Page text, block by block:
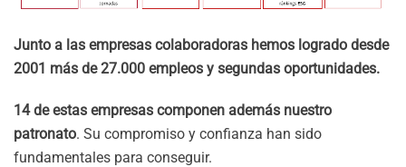
Junto a las empresas colaboradoras hemos logrado desde
2001 más de 27.000 empleos y segundas oportunidades.
14 de estas empresas componen además nuestro
patronato. Su compromiso y confianza han sido
fundamentales para conseguir.